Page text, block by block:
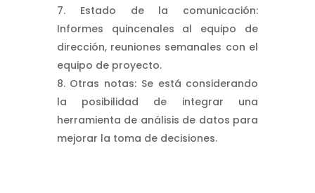
Estado de la comunicación:
Informes quincenales al equipo de
dirección, reuniones semanales con el
equipo de proyecto.
Otras notas: Se está considerando
la posibilidad de integrar una
herramienta de análisis de datos para
mejorar la toma de decisiones.